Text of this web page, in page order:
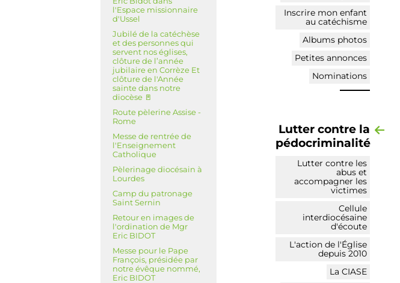
l'Espace missionnaire
d'Ussel
Jubilé de la catéchèse
et des personnes qui
servent nos églises,
clôture de l’année
jubilaire en Corrèze Et
clôture de l'Année
sainte dans notre
diocèse 🚪
Route pèlerine Assise -
Rome
Messe de rentrée de
l'Enseignement
Catholique
Pèlerinage diocésain à
Lourdes
Camp du patronage
Saint Sernin
Retour en images de
l'ordination de Mgr
Eric BIDOT
Messe pour le Pape
François, présidée par
notre évêque nommé,
Eric BIDOT
Inscrire mon enfant
au catéchisme
Albums photos
Petites annonces
Nominations
Lutter contre la
pédocriminalité
Lutter contre les
abus et
accompagner les
victimes
Cellule
interdiocésaine
d'écoute
L'action de l'Église
depuis 2010
La CIASE